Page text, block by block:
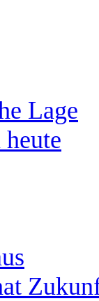
Lage